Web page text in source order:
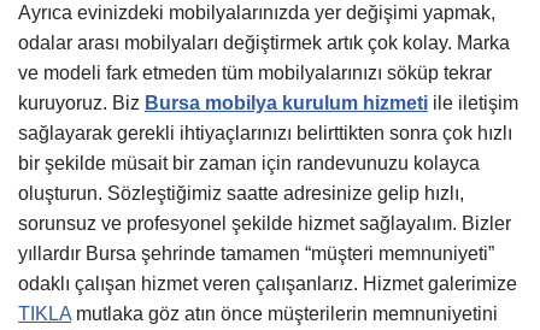
Ayrıca evinizdeki mobilyalarınızda yer değişimi yapmak,
odalar arası mobilyaları değiştirmek artık çok kolay. Marka
ve modeli fark etmeden tüm mobilyalarınızı söküp tekrar
kuruyoruz. Biz Bursa mobilya kurulum hizmeti ile iletişim
sağlayarak gerekli ihtiyaçlarınızı belirttikten sonra çok hızlı
bir şekilde müsait bir zaman için randevunuzu kolayca
oluşturun. Sözleştiğimiz saatte adresinize gelip hızlı,
sorunsuz ve profesyonel şekilde hizmet sağlayalım. Bizler
yıllardır Bursa şehrinde tamamen “müşteri memnuniyeti”
odaklı çalışan hizmet veren çalışanlarız. Hizmet galerimize
TIKLA mutlaka göz atın önce müşterilerin memnuniyetini